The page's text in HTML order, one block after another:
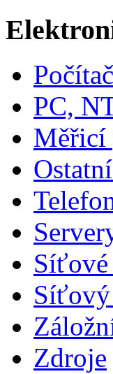
PC,
Měřicí
Síťový
Zdroje